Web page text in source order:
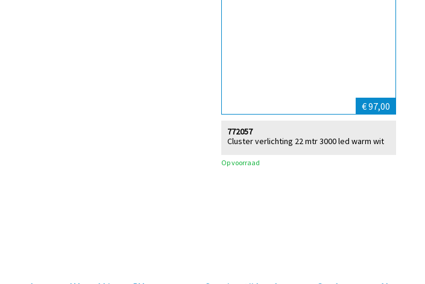
€ 97,00
Cluster verlichting 22 mtr 3000 led warm wit
772057
Op voorraad